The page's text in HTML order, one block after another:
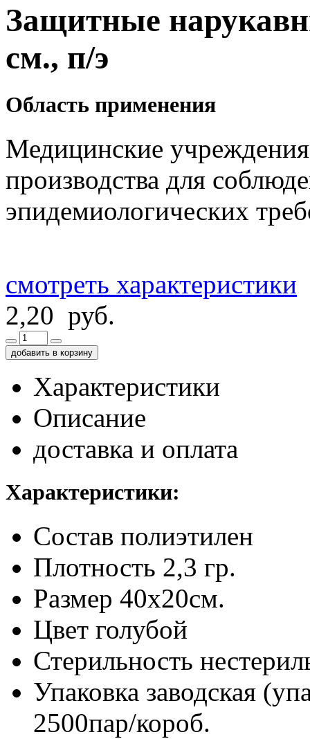
Защитные
см., п/э
Область применения
Медицинские
производства для
эпидемиологических
смотреть характеристики
2,20 руб.
добавить в корзину
Характеристики
Описание
доставка и оплата
Характеристики:
Состав полиэтилен
Плотность 2,3 гр.
Размер 40х20см.
Цвет голубой
Стерильность
Упаковка заводская
2500пар/короб.